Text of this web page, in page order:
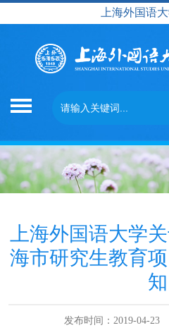
上海外国语
上海外国语大学
海市研究生教育
知
发布时间：2019-04-23